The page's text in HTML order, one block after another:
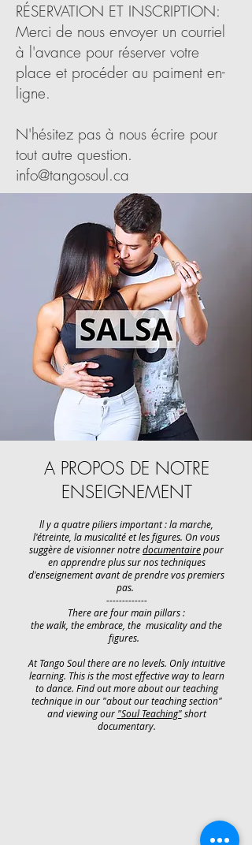
RÉSERVATION ET INSCRIPTION:
Merci de nous envoyer un courriel
à l'avance pour réserver votre
place et procéder au paiment en-
ligne.
N'hésitez pas à nous écrire pour
tout autre question.
info@tangosoul.ca
A PROPOS DE NOTRE
ENSEIGNEMENT
ll y a quatre piliers important : la marche,
l'étreinte, la musicalité et les figures. On vous
suggère de visionner notredocumentairepour
en apprendre plus sur nos techniques
d'enseignementavant de prendre vos premiers
pas.
-------------
There are four main pillars:
the walk, the embrace, the musicality and the
figures.
At Tango Soul there are no levels. Only intuitive
learning. This is the most effective way to learn
to dance. Find out more about our teaching
technique in our "about our teaching section"
and viewing our "Soul Teaching"short
documentary.